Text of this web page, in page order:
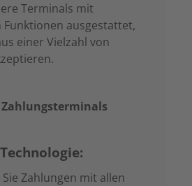
Terminals mit
ausgestattet,
einer Vielzahl von
Zahlungen mit allen